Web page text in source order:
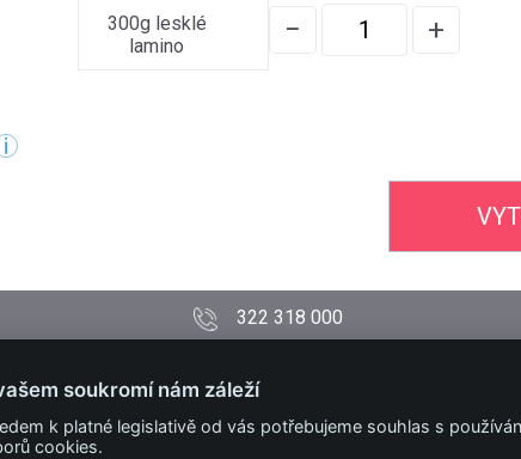
300g lesklé
lamino
− +
322 318 000
PODMÍNKY
Technické podmínky
soukromí nám záleží
k platné legislativě od vás potřebujeme souhlas s
cookies.